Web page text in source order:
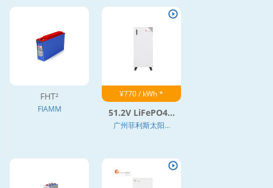
FHT²
FIAMM
¥770 / kWh *
51.2V LiFePO4...
广州菲利斯太阳...